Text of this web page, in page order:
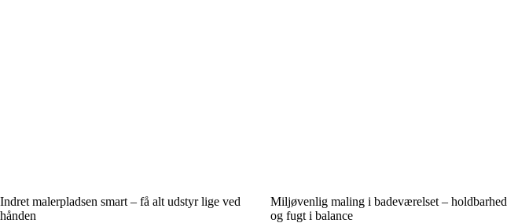
Indret malerpladsen smart – få alt udstyr lige ved
hånden
Miljøvenlig maling i badeværelset – holdbarhed
og fugt i balance